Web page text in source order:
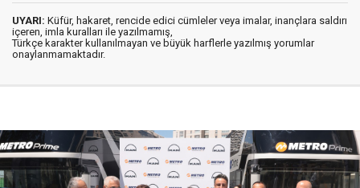
UYARI: Küfür, hakaret, rencide edici cümleler veya imalar, inançlara saldırı
içeren, imla kuralları ile yazılmamış,
Türkçe karakter kullanılmayan ve büyük harflerle yazılmış yorumlar
onaylanmamaktadır.